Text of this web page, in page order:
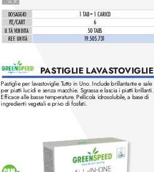
DOSAGGIO 1 TAB = 1 CARICO
PZ/CART
6
U.TÀ VENDITA
50 TABS
REF. UNITÀ 19.505.731
Pastiglie per lavastoviglie Tutto in Uno. Include brillantante e sale
per piatti lucidi e senza macchie. Sgrassa e lascia i piatti brillanti.
Efficace alle basse temperature. Pellicola idrosolubile, a base di
ingredienti vegetali e privo di fosfati.
PASTIGLIE LAVASTOVIGLIE